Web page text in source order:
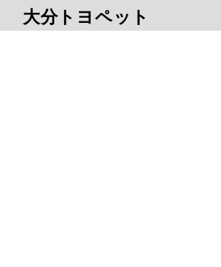
大分トヨペット